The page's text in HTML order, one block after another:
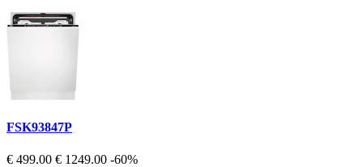
FSK93847P
€ 499.00 € 1249.00 -60%